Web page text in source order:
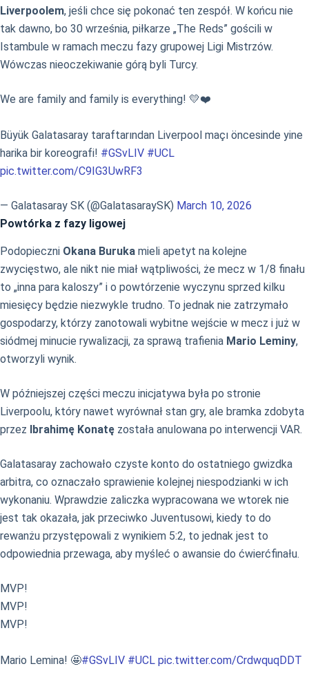
Liverpoolem, jeśli chce się pokonać ten zespół. W końcu nie
tak dawno, bo 30 września, piłkarze „The Reds” gościli w
Istambule w ramach meczu fazy grupowej Ligi Mistrzów.
Wówczas nieoczekiwanie górą byli Turcy.
We are family and family is everything! 💛❤️
Büyük Galatasaray taraftarından Liverpool maçı öncesinde yine
harika bir koreografi! #GSvLIV #UCL
pic.twitter.com/C9IG3UwRF3
— Galatasaray SK (@GalatasaraySK) March 10, 2026
Powtórka z fazy ligowej
Podopieczni Okana Buruka mieli apetyt na kolejne
zwycięstwo, ale nikt nie miał wątpliwości, że mecz w 1/8 finału
to „inna para kaloszy” i o powtórzenie wyczynu sprzed kilku
miesięcy będzie niezwykle trudno. To jednak nie zatrzymało
gospodarzy, którzy zanotowali wybitne wejście w mecz i już w
siódmej minucie rywalizacji, za sprawą trafienia Mario Leminy,
otworzyli wynik.
W późniejszej części meczu inicjatywa była po stronie
Liverpoolu, który nawet wyrównał stan gry, ale bramka zdobyta
przez
Ibrahimę Konatę została anulowana po interwencji VAR.
Galatasaray zachowało czyste konto do ostatniego gwizdka
arbitra, co oznaczało sprawienie kolejnej niespodzianki w ich
wykonaniu. Wprawdzie zaliczka wypracowana we wtorek nie
jest tak okazała, jak przeciwko Juventusowi, kiedy to do
rewanżu przystępowali z wynikiem 5:2, to jednak jest to
odpowiednia przewaga, aby myśleć o awansie do ćwierćfinału.
MVP!
MVP!
MVP!
Mario Lemina! 🤩#GSvLIV #UCL pic.twitter.com/CrdwquqDDT